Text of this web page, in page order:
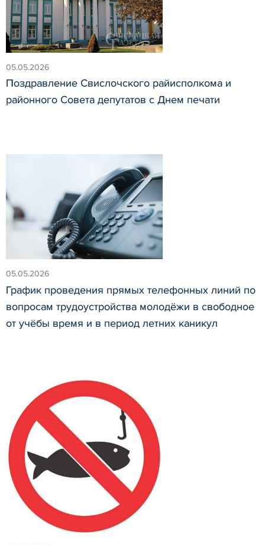
05.05.2026
Поздравление Свислочского райисполкома и
районного Совета депутатов с Днем печати
05.05.2026
График проведения прямых телефонных линий по
вопросам трудоустройства молодёжи в свободное
от учёбы время и в период летних каникул